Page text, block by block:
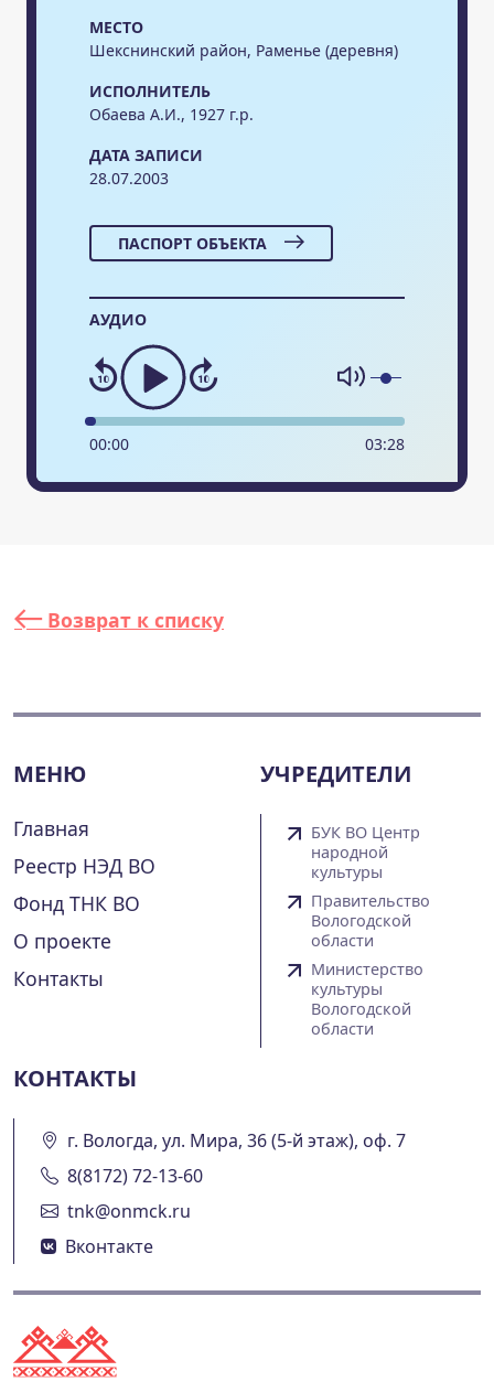
МЕСТО
Шекснинский район, Раменье (деревня)
ИСПОЛНИТЕЛЬ
Обаева А.И., 1927 г.р.
ДАТА ЗАПИСИ
28.07.2003
ПАСПОРТ ОБЪЕКТА
АУДИО
00:00 03:28
Возврат к списку
МЕНЮ
Главная
Реестр НЭД ВО
Фонд ТНК ВО
О проекте
Контакты
УЧРЕДИТЕЛИ
БУК ВО Центр
народной
культуры
Правительство
Вологодской
области
Министерство
культуры
Вологодской
области
КОНТАКТЫ
г. Вологда, ул. Мира, 36 (5-й этаж), оф. 7
8(8172) 72-13-60
tnk@onmck.ru
Вконтакте